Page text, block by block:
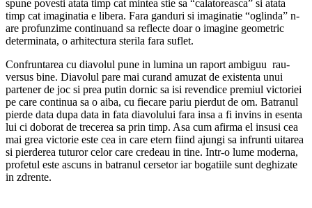
spune povesti atata timp cat mintea stie sa “calatoreasca” si atata
timp cat imaginatia e libera. Fara ganduri si imaginatie “oglinda” n-
are profunzime continuand sa reflecte doar o imagine geometric
determinata, o arhitectura sterila fara suflet.
Confruntarea cu diavolul pune in lumina un raport ambiguu rau-
versus bine. Diavolul pare mai curand amuzat de existenta unui
partener de joc si prea putin dornic sa isi revendice premiul victoriei
pe care continua sa o aiba, cu fiecare pariu pierdut de om. Batranul
pierde data dupa data in fata diavolului fara insa a fi invins in esenta
lui ci doborat de trecerea sa prin timp. Asa cum afirma el insusi cea
mai grea victorie este cea in care etern fiind ajungi sa infrunti uitarea
si pierderea tuturor celor care credeau in tine. Intr-o lume moderna,
profetul este ascuns in batranul cersetor iar bogatiile sunt deghizate
in zdrente.